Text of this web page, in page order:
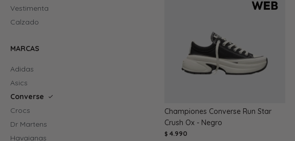
Championes Converse Run Star
Crush Ox - Negro
$ 4.990
Vestimenta
Calzado
MARCAS
Adidas
Asics
Converse
Crocs
Dr Martens
Havaianas